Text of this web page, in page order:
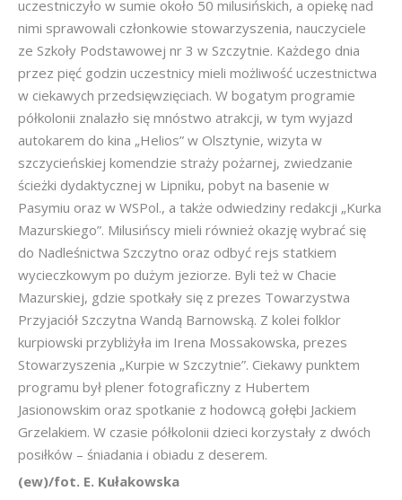
uczestniczyło w sumie około 50 milusińskich, a opiekę nad
nimi sprawowali członkowie stowarzyszenia, nauczyciele
ze Szkoły Podstawowej nr 3 w Szczytnie. Każdego dnia
przez pięć godzin uczestnicy mieli możliwość uczestnictwa
w ciekawych przedsięwzięciach. W bogatym programie
półkolonii znalazło się mnóstwo atrakcji, w tym wyjazd
autokarem do kina „Helios” w Olsztynie, wizyta w
szczycieńskiej komendzie straży pożarnej, zwiedzanie
ścieżki dydaktycznej w Lipniku, pobyt na basenie w
Pasymiu oraz w WSPol., a także odwiedziny redakcji „Kurka
Mazurskiego”. Milusińscy mieli również okazję wybrać się
do Nadleśnictwa Szczytno oraz odbyć rejs statkiem
wycieczkowym po dużym jeziorze. Byli też w Chacie
Mazurskiej, gdzie spotkały się z prezes Towarzystwa
Przyjaciół Szczytna Wandą Barnowską. Z kolei folklor
kurpiowski przybliżyła im Irena Mossakowska, prezes
Stowarzyszenia „Kurpie w Szczytnie”. Ciekawy punktem
programu był plener fotograficzny z Hubertem
Jasionowskim oraz spotkanie z hodowcą gołębi Jackiem
Grzelakiem. W czasie półkolonii dzieci korzystały z dwóch
posiłków – śniadania i obiadu z deserem.
(ew)/fot. E. Kułakowska